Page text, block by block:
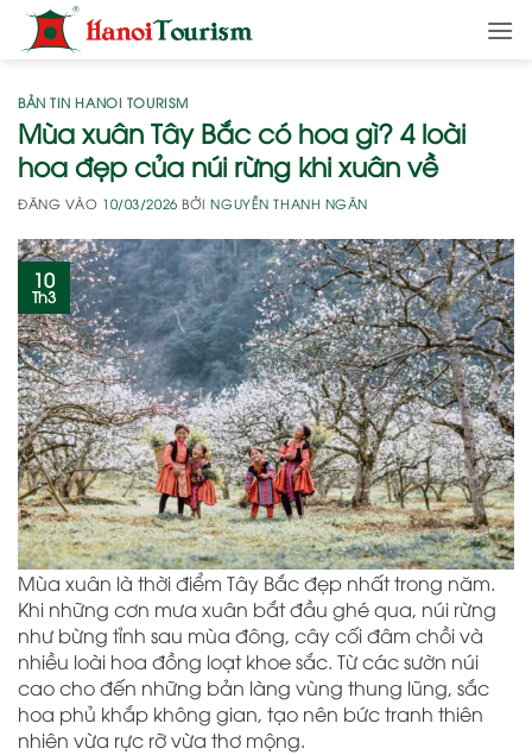
qua
dungBẢN TIN HANOI TOURISM
Mùa xuân Tây Bắc có hoa gì? 4 loài
hoa đẹp của núi rừng khi xuân về
ĐĂNG VÀO 10/03/2026 BỞINGUYỄN THANH NGÂN
10
Th3
Mùa xuân là thời điểm Tây Bắc đẹp nhất trong năm.
Khi những cơn mưa xuân bắt đầu ghé qua, núi rừng
như bừng tỉnh sau mùa đông, cây cối đâm chồi và
nhiều loài hoa đồng loạt khoe sắc. Từ các sườn núi
cao cho đến những bản làng vùng thung lũng, sắc
hoa phủ khắp không gian, tạo nên bức tranh thiên
nhiên vừa rực rỡ vừa thơ mộng.